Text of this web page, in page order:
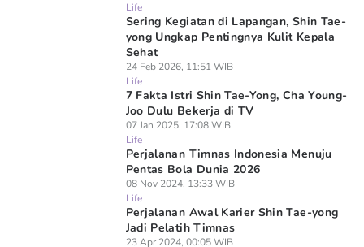
Life
Sering Kegiatan di Lapangan, Shin Tae-
yong Ungkap Pentingnya Kulit Kepala
Sehat
24 Feb 2026, 11:51 WIB
Life
7 Fakta Istri Shin Tae-Yong, Cha Young-
Joo Dulu Bekerja di TV
07 Jan 2025, 17:08 WIB
Life
Perjalanan Timnas Indonesia Menuju
Pentas Bola Dunia 2026
08 Nov 2024, 13:33 WIB
Life
Perjalanan Awal Karier Shin Tae-yong
Jadi Pelatih Timnas
23 Apr 2024, 00:05 WIB